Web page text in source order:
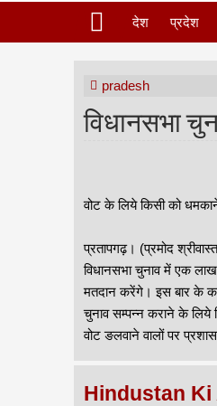
देश प्रदेश
pradesh
विधानसभा
वोट के लिये किसी को धमकाने
प्रतापगढ़। (प्रमोद
विधानसभा चुनाव में एक
मतदान करेंगे। इस बार के
चुनाव सम्पन्न कराने के लिये
वोट ङलवाने वालों पर
Hindustan Ki